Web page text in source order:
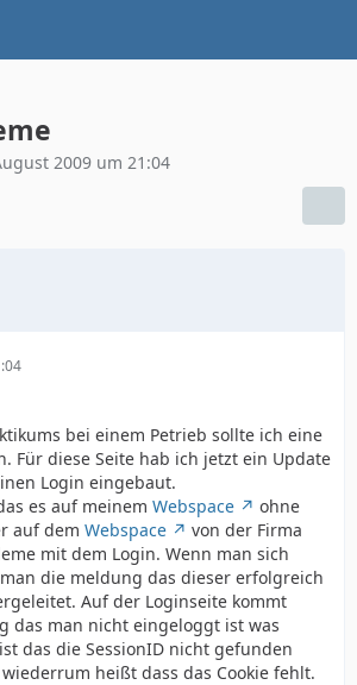
2009 um 21:04
bei einem Petrieb sollte ich eine
Für diese Seite hab ich jetzt ein Update
Login eingebaut.
es auf meinem Webspace
ohne
auf dem Webspace
von der Firma
mit dem Login. Wenn man sich
die meldung das dieser erfolgreich
Auf der Loginseite kommt
das man nicht eingeloggt ist was
das die SessionID nicht gefunden
heißt dass das Cookie fehlt.